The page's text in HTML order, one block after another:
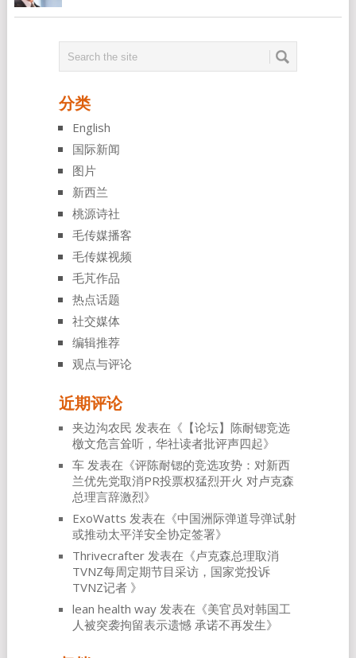
分类
English
国际新闻
图片
新西兰
桃源诗社
毛传媒播客
毛传媒视频
毛芃作品
热点话题
社交媒体
编辑推荐
观点与评论
近期评论
夹边沟农民 发表在《 【论坛】陈耐锶竞选
檄文危言耸听，华社读者批评声四起》
车发表在《评陈耐锶的竞选攻势：对新西
兰优先党取消PR投票权猛烈开火 对卢克森
总理言辞激烈》
ExoWatts 发表在《中国洲际弹道导弹试射
或推动太平洋安全协定签署》
Thrivecrafter发表在《卢克森总理取消
TVNZ每周定期节目采访，国家党投诉
TVNZ记者 》
lean health way发表在《美官员对韩国工
人被突袭拘留表示遗憾 承诺不再发生》